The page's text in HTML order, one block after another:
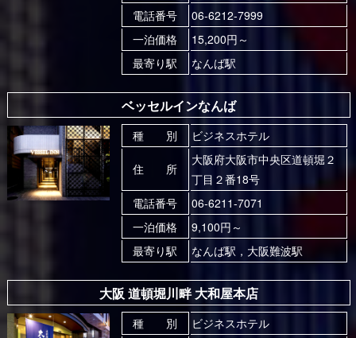
電話番号
06-6212-7999
一泊価格
15,200円～
最寄り駅
なんば駅
ベッセルインなんば
種 別 ビジネスホテル
住 所
大阪府大阪市中央区道頓堀２
丁目２番18号
電話番号
06-6211-7071
一泊価格
9,100円～
最寄り駅
なんば駅，大阪難波駅
大阪 道頓堀川畔 大和屋本店
種 別 ビジネスホテル